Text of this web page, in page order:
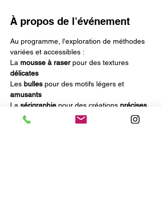
À propos de l'événement
Au programme, l'exploration de méthodes
variées et accessibles :
La mousse à raser pour des textures
délicates
Les bulles pour des motifs légers et
amusants
La sérigraphie pour des créations précises
Les peintures aux
cristaux
pour des effets
visuels